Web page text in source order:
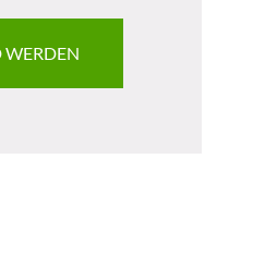
WERDEN